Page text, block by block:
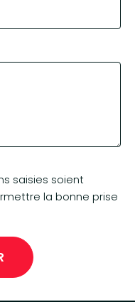
saisies soient
la bonne prise